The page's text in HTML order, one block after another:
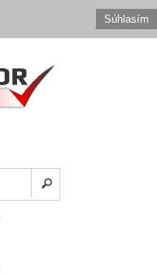
Súhlasím